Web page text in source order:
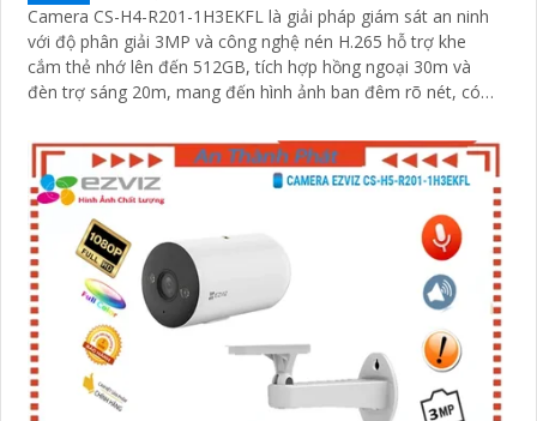
Camera CS-H4-R201-1H3EKFL là giải pháp giám sát an ninh
với độ phân giải 3MP và công nghệ nén H.265 hỗ trợ khe
cắm thẻ nhớ lên đến 512GB, tích hợp hồng ngoại 30m và
đèn trợ sáng 20m, mang đến hình ảnh ban đêm rõ nét, có